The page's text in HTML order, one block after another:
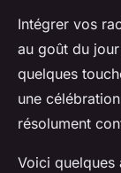
Intégrer vos
au goût du
quelques
une
résolument
Voici quelques